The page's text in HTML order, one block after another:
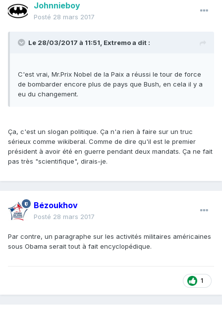
Johnnieboy
Posté 28 mars 2017
Le 28/03/2017 à 11:51, Extremoa dit :
C'est vrai, Mr.Prix Nobel de la Paix a réussi le tour de force
de bombarder encore plus de pays que Bush, en cela il y a
eu du changement.
Ça, c'est un slogan politique. Ça n'a rien à faire sur un truc
sérieux comme wikiberal. Comme de dire qu'il est le premier
président à avoir été en guerre pendant deux mandats. Ça ne fait
pas très "scientifique", dirais-je.
Bézoukhov
Posté 28 mars 2017
Par contre, un paragraphe sur les activités militaires américaines
sous Obama serait tout à fait encyclopédique.
1